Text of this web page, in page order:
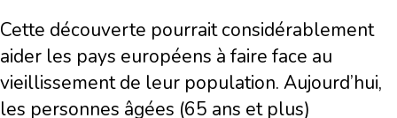
Cette découverte pourrait considérablement
aider les pays européens à faire face au
vieillissement de leur population. Aujourd’hui,
les personnes âgées (65 ans et plus)